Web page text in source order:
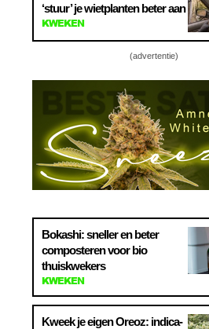
‘stuur’ je wietplanten beter aan
KWEKEN
(advertentie)
Bokashi: sneller en beter
composteren voor bio
thuiskwekers
KWEKEN
Kweek je eigen Oreoz: indica-